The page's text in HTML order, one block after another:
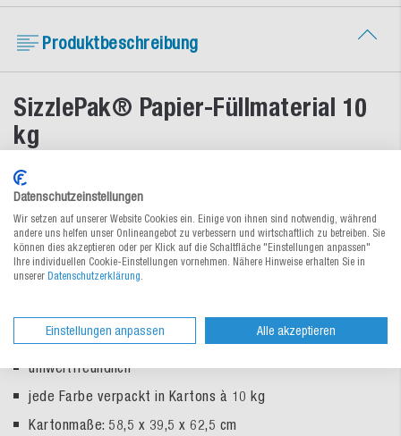
Produktbeschreibung
SizzlePak® Papier-Füllmaterial 10
kg
Farbiges Papier-Füllmaterial - schützt und dekoriert zugleich.
Ideal für Geschenkkörbe und -schachteln oder als Farbtupfer
in transparenten Beuteln.
fixiert und schützt leichte Güter
hohe Elastizität und Polsterwirkung
aus gefaltetem Papier – sehr leicht
umweltfreundlich
jede Farbe verpackt in Kartons à 10 kg
Kartonmaße: 58,5 x 39,5 x 62,5 cm
Datenschutzeinstellungen
Wir setzen auf unserer Website Cookies ein. Einige von ihnen sind notwendig, während
andere uns helfen unser Onlineangebot zu verbessern und wirtschaftlich zu betreiben. Sie
können dies akzeptieren oder per Klick auf die Schaltfläche "Einstellungen anpassen"
Ihre individuellen Cookie-Einstellungen vornehmen. Nähere Hinweise erhalten Sie in
unserer Datenschutzerklärung
Einstellungen anpassen Alle akzeptieren